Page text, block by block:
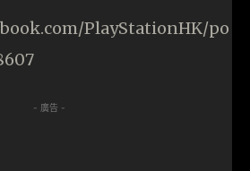
PlayStationHK/po
- 廣告 -